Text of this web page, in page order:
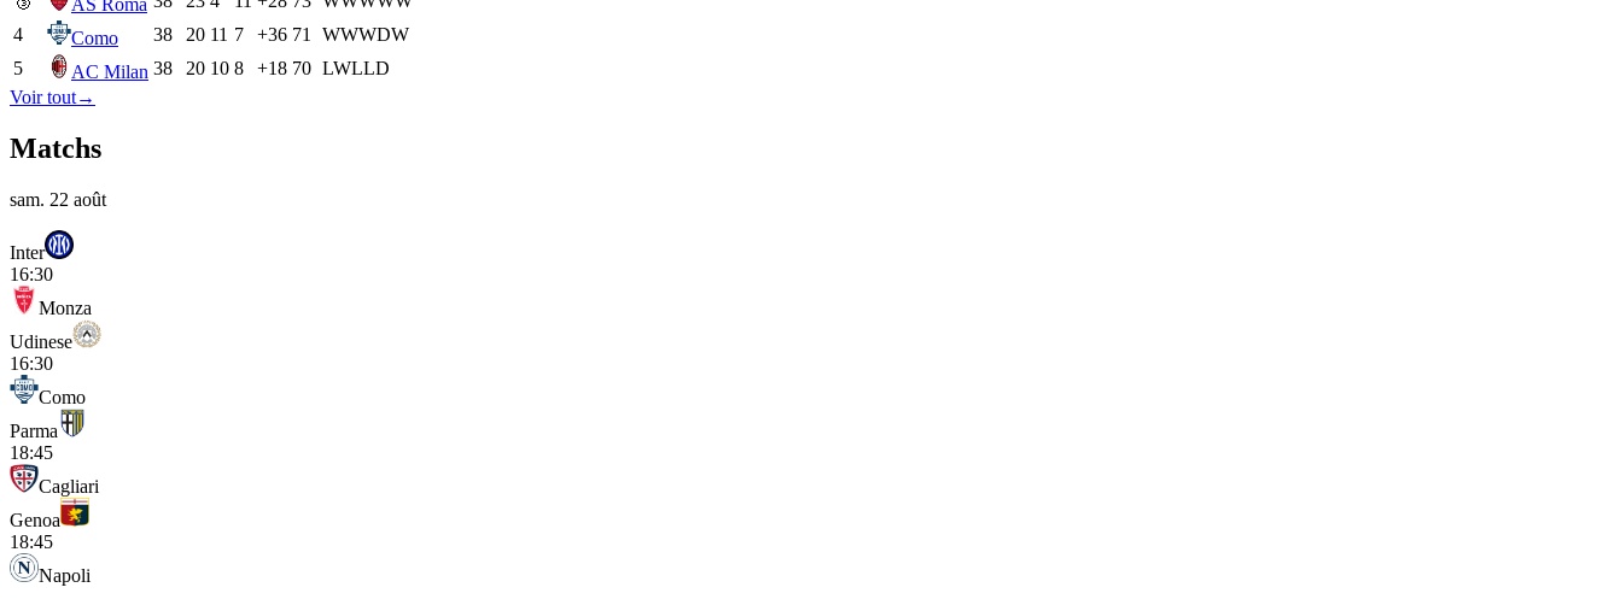
4
Como 38 20 11 7 +36 71 WWWDW
5
AC Milan 38 20 10 8 +18 70 LWLLD
Voir tout→
Matchs
sam. 22 août
Inter
16:30
Monza
Udinese
16:30
Como
Parma
18:45
Cagliari
Genoa
18:45
Napoli